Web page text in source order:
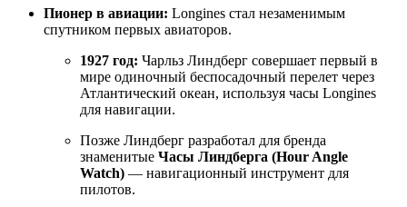
Пионер в авиации: Longines стал незаменимым
спутником первых авиаторов.
1927 год: Чарльз Линдберг совершает первый в
мире одиночный беспосадочный перелет через
Атлантический океан, используя часы Longines
для навигации.
Позже Линдберг разработал для бренда
знаменитые Часы Линдберга (Hour Angle
Watch) — навигационный инструмент для
пилотов.